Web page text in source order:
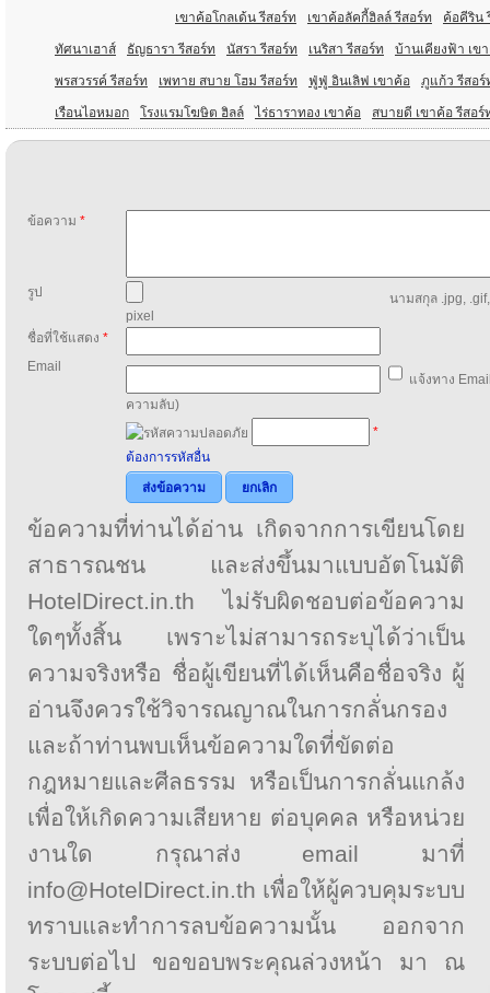
เขาค้อโกลเด้น รีสอร์ท เขาค้อลัคกี้ฮิลล์ รีสอร์ท ค้อคีริน
ทัศนาเฮาส์ ธัญธารา รีสอร์ท นัสรา รีสอร์ท เนริสา รีสอร์ท บ้านเคียงฟ้า เข
พรสวรรค์ รีสอร์ท เพทาย สบาย โฮม รีสอร์ท ฟู่ฟู่ อินเลิฟ เขาค้อ ภูแก้ว รีสอร์
เรือนไอหมอก โรงแรมโฆษิต ฮิลล์ ไร่ธาราทอง เขาค้อ สบายดี เขาค้อ รีสอร์
ข้อความ *
รูป
นามสกุล .jpg,
pixel
ชื่อที่ใช้แสดง *
Email
แจ้งทาง
ความลับ)
*
ต้องการรหัสอื่น
ส่งข้อความ
ยกเลิก
ข้อความที่ท่านได้อ่าน เกิดจากการเขียนโดย
สาธารณชน และส่งขึ้นมาแบบอัตโนมัติ
HotelDirect.in.th ไม่รับผิดชอบต่อข้อความ
ใดๆทั้งสิ้น เพราะไม่สามารถระบุได้ว่าเป็น
ความจริงหรือ ชื่อผู้เขียนที่ได้เห็นคือชื่อจริง ผู้
อ่านจึงควรใช้วิจารณญาณในการกลั่นกรอง
และถ้าท่านพบเห็นข้อความใดที่ขัดต่อ
กฎหมายและศีลธรรม หรือเป็นการกลั่นแกล้ง
เพื่อให้เกิดความเสียหาย ต่อบุคคล หรือหน่วย
งานใด กรุณาส่ง email มาที่
info@HotelDirect.in.th เพื่อให้ผู้ควบคุมระบบ
ทราบและทำการลบข้อความนั้น ออกจาก
ระบบต่อไป ขอขอบพระคุณล่วงหน้า มา ณ